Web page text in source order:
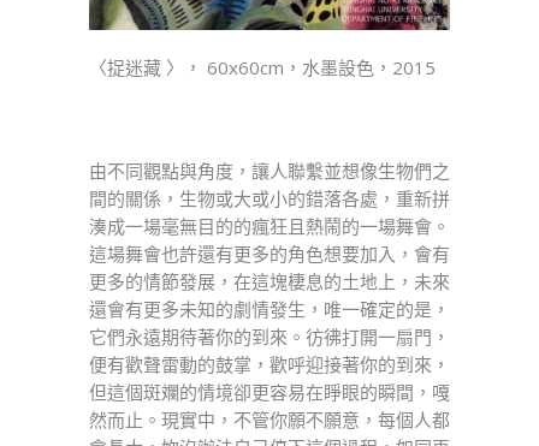
〈捉迷藏 〉， 60x60cm，水墨設色，2015
由不同觀點與角度，讓人聯繫並想像生物們之
間的關係，生物或大或小的錯落各處，重新拼
湊成一場毫無目的的瘋狂且熱鬧的一場舞會。
這場舞會也許還有更多的角色想要加入，會有
更多的情節發展，在這塊棲息的土地上，未來
還會有更多未知的劇情發生，唯一確定的是，
它們永遠期待著你的到來。彷彿打開一扇門，
便有歡聲雷動的鼓掌，歡呼迎接著你的到來，
但這個斑斕的情境卻更容易在睜眼的瞬間，嘎
然而止。現實中，不管你願不願意，每個人都